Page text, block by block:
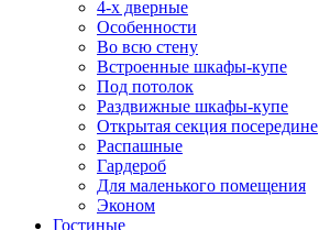
4-х дверные
Особенности
Во всю стену
Встроенные шкафы-купе
Под потолок
Раздвижные шкафы-купе
Открытая секция посередине
Распашные
Гардероб
Для маленького помещения
Эконом
Гостиные